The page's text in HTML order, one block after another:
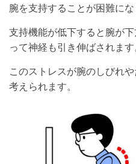
腕を支持することが困難にな
支持機能が低下すると腕が
って神経も引き伸ばされます
このストレスが腕のしびれ
考えられます。